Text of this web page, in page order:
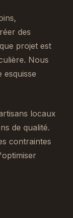
des
projet est
Nous
esquisse
locaux
de qualité.
contraintes